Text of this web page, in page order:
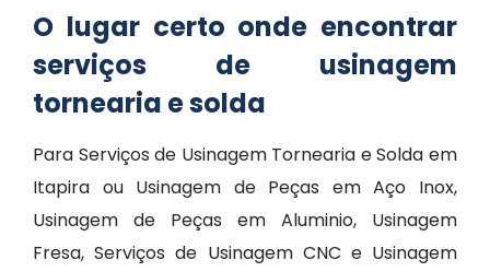
O lugar certo onde encontrar
serviços de usinagem
tornearia e solda
Para Serviços de Usinagem Tornearia e Solda em
Itapira ou Usinagem de Peças em Aço Inox,
Usinagem de Peças em Aluminio, Usinagem
Fresa, Serviços de Usinagem CNC e Usinagem